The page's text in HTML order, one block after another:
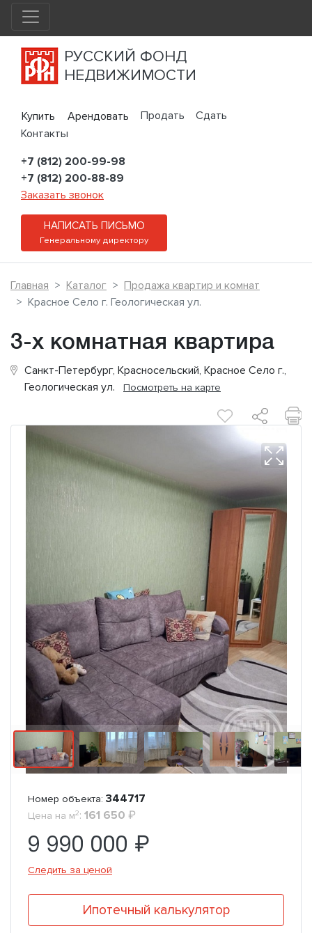
РУССКИЙ ФОНД
НЕДВИЖИМОСТИ
Купить Арендовать Продать
Сдать
Контакты
+7 (812) 200-99-98
+7 (812) 200-88-89
Заказать звонок
НАПИСАТЬ ПИСЬМО
Генеральному директору
Главная Каталог
Продажа квартир и комнат
Красное Село г. Геологическая ул.
3-х комнатная квартира
Санкт-Петербург, Красносельский, Красное Село г.,
Геологическая ул. Посмотреть на карте
Номер объекта: 344717
Цена на м2: 161 650 ₽
9 990 000 ₽
Следить за ценой
Ипотечный калькулятор